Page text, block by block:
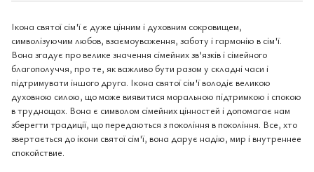
Ікона святої сім'ї є дуже цінним і духовним сокровищем,
символізуючим любов, взаємоуваження, заботу і гармонію в сім'ї.
Вона згадує про велике значення сімейних зв'язків і сімейного
благополуччя, про те, як важливо бути разом у складні часи і
підтримувати іншого друга. Ікона святої сім'ї володіє великою
духовною силою, що може виявитися моральною підтримкою і спокою
в труднощах. Вона є символом сімейних цінностей і допомагає нам
зберегти традиції, що передаються з покоління в покоління. Все, хто
звертається до ікони святої сім'ї, вона дарує надію, мир і внутреннее
спокойствие.